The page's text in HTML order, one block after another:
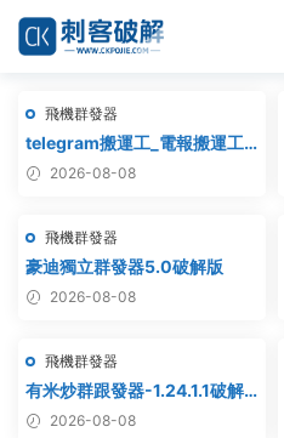
飛機群發器
telegram搬運工_電報搬運工_
電報克隆_電報資源批量搬運
2026-08-08
飛機群發器
豪迪獨立群發器5.0破解版
2026-08-08
飛機群發器
有米炒群跟發器-1.24.1.1破解
版 2026-08-08